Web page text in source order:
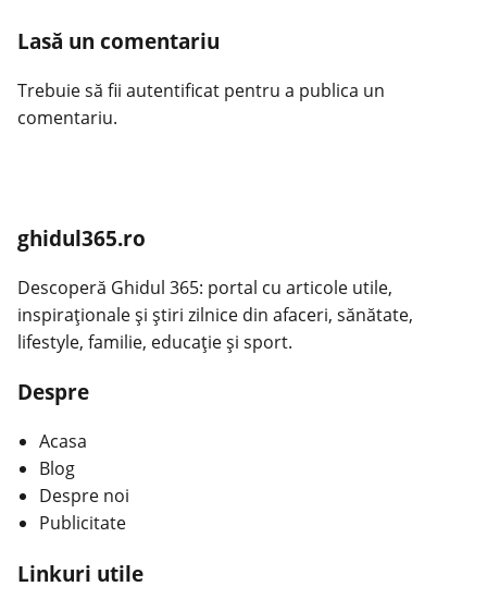
Lasă un comentariu
Trebuie să fii autentificat pentru a publica un
comentariu.
ghidul365.ro
Descoperă Ghidul 365: portal cu articole utile,
inspiraționale și știri zilnice din afaceri, sănătate,
lifestyle, familie, educație și sport.
Despre
Acasa
Blog
Despre noi
Publicitate
Linkuri utile